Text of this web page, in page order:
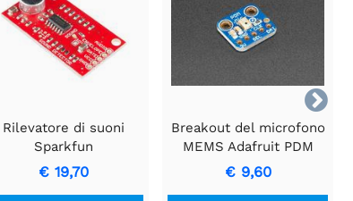

Rilevatore di suoni
Sparkfun
€ 19,70
Breakout del microfono
MEMS Adafruit PDM
€ 9,60